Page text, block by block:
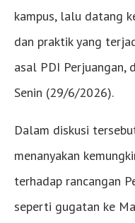
kampus, lalu datang
dan praktik yang
asal PDI Perjuangan,
Senin (29/6/2026).
Dalam diskusi
menanyakan
terhadap rancangan
seperti gugatan ke